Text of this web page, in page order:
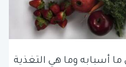
أسبابه وما هي التغذية